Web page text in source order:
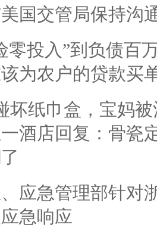
国交管局保持沟
零投入”到负债百
为农户的贷款买
坏纸巾盒，宝妈
酒店回复：骨瓷
应急管理部针对
急响应